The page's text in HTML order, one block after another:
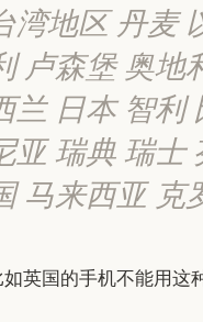
湾地区 丹麦
卢森堡 奥地
兰 日本 智利
亚 瑞典 瑞士
马来西亚 克
如英国的手机不能用这